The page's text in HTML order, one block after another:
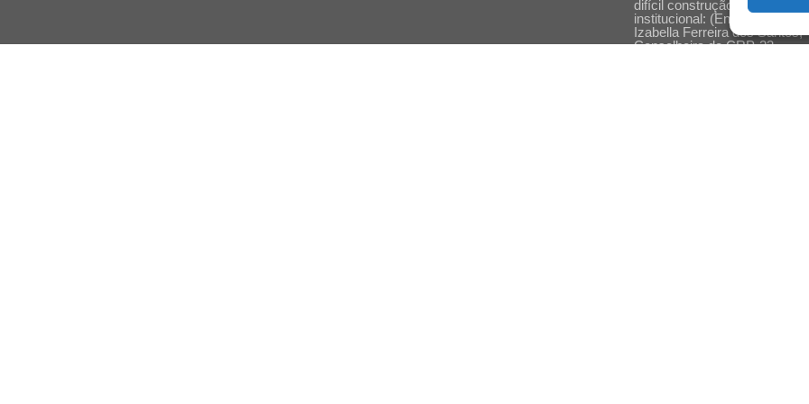
difícil construção do
institucional: (En)cena
Izabella Ferreira dos Santos,
Conselheira do CRP-23